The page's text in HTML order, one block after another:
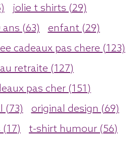
jolie t shirts (29)
(63)
enfant (29)
cadeaux pas chere (123)
retraite (127)
pas cher (151)
(73)
original design (69)
t-shirt humour (56)